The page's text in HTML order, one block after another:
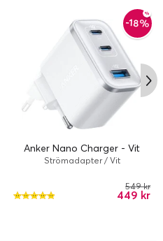
-18%
Anker Nano Charger - Vit
Strömadapter / Vit
449 kr
549 kr